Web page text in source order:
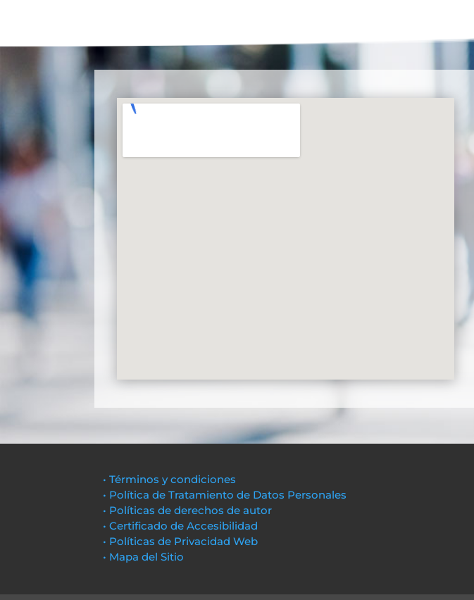
• Términos y condiciones
• Política de Tratamiento de Datos Personales
• Políticas de derechos de autor
• Certificado de Accesibilidad
• Políticas de Privacidad Web
• Mapa del Sitio